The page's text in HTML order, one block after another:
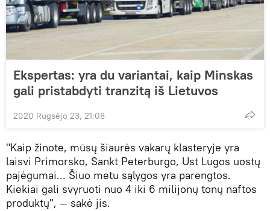
Ekspertas: yra du variantai, kaip Minskas
gali pristabdyti tranzitą iš Lietuvos
2020 Rugsėjo 23, 21:08
"Kaip žinote, mūsų šiaurės vakarų klasteryje yra
laisvi Primorsko, Sankt Peterburgo, Ust Lugos uostų
pajėgumai... Šiuo metu sąlygos yra parengtos.
Kiekiai gali svyruoti nuo 4 iki 6 milijonų tonų naftos
produktų", — sakė jis.